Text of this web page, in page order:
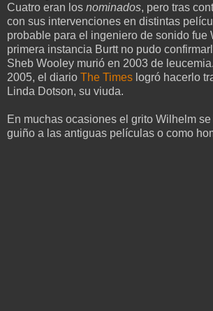
Cuatro eran los nominados, pero tras
con sus intervenciones en distintas
probable para el ingeniero de sonido fue
primera instancia Burtt no pudo
Sheb Wooley murió en 2003 de
2005, el diario The Times logró hacerlo
Linda Dotson, su viuda.
En muchas ocasiones el grito Wilhelm
guiño a las antiguas películas o como